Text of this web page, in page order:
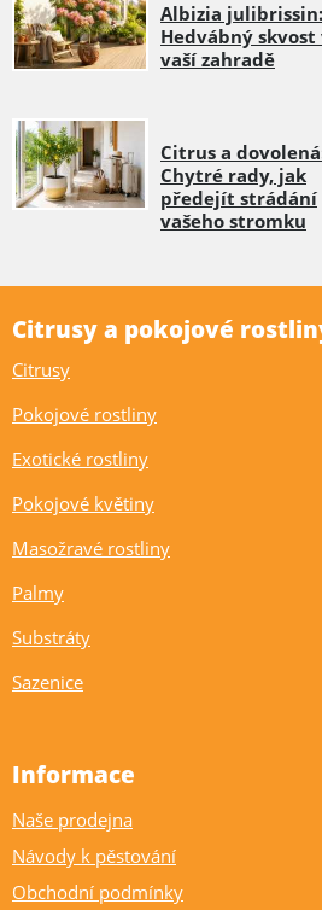
Albizia julibrissin:
Hedvábný skvost
vaší zahradě
Citrus a
Chytré rady, jak
předejít strádání
vašeho stromku
Citrusy a pokojové
Citrusy
Pokojové rostliny
Exotické rostliny
Pokojové květiny
Masožravé rostliny
Palmy
Substráty
Sazenice
Informace
Naše prodejna
Návody k pěstování
Obchodní podmínky